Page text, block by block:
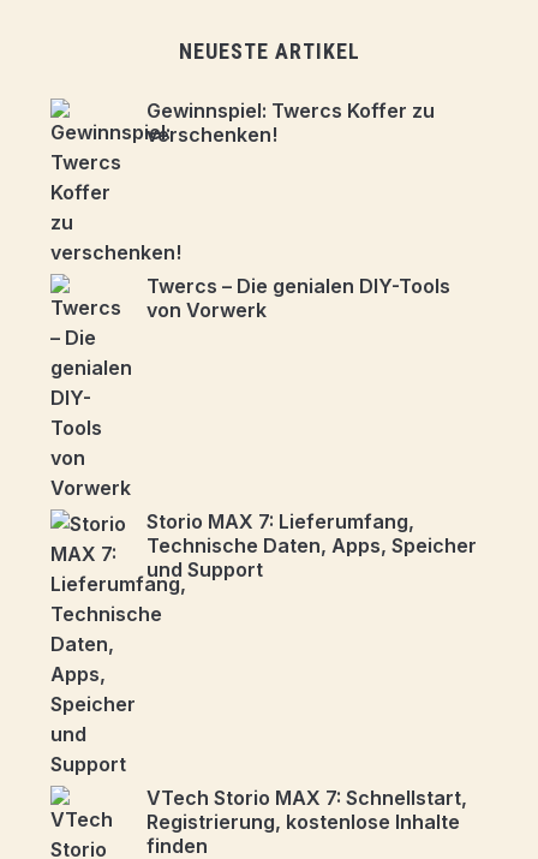
NEUESTE ARTIKEL
Gewinnspiel: Twercs Koffer zu
verschenken!
Twercs – Die genialen DIY-Tools
von Vorwerk
Storio MAX 7: Lieferumfang,
Technische Daten, Apps, Speicher
und Support
VTech Storio MAX 7: Schnellstart,
Registrierung, kostenlose Inhalte
finden